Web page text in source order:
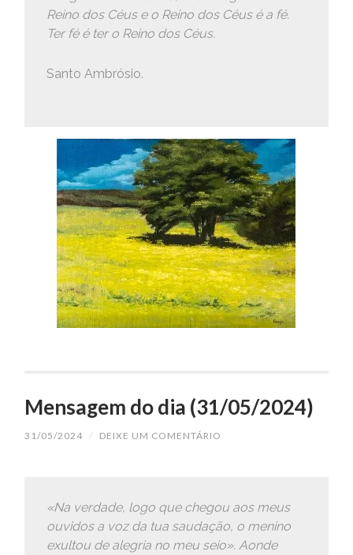
Reino dos Céus e o Reino dos Céus é a fé.
Ter fé é ter o Reino dos Céus.
Santo Ambrósio.
Mensagem do dia (31/05/2024)
31/05/2024 / DEIXE UM COMENTÁRIO
«Na verdade, logo que chegou aos meus
ouvidos a voz da tua saudação, o menino
exultou de alegria no meu seio». Aonde